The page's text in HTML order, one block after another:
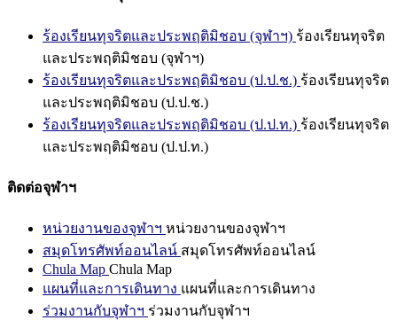
ร้องเรียนทุจริตและประพฤติมิชอบ (จุฬาฯ) ร้องเรียนทุจริต
และประพฤติมิชอบ (จุฬาฯ)
ร้องเรียนทุจริตและประพฤติมิชอบ (ป.ป.ช.) ร้องเรียนทุจริต
และประพฤติมิชอบ (ป.ป.ช.)
ร้องเรียนทุจริตและประพฤติมิชอบ (ป.ป.ท.) ร้องเรียนทุจริต
และประพฤติมิชอบ (ป.ป.ท.)
ติดต่อจุฬาฯ
หน่วยงานของจุฬาฯ หน่วยงานของจุฬาฯ
สมุดโทรศัพท์ออนไลน์ สมุดโทรศัพท์ออนไลน์
Chula Map Chula Map
แผนที่และการเดินทาง แผนที่และการเดินทาง
ร่วมงานกับจุฬาฯ ร่วมงานกับจุฬาฯ